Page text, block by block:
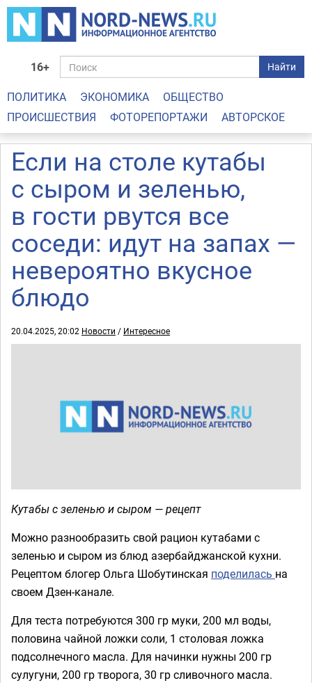
16+ Найти
ПОЛИТИКА ЭКОНОМИКА
ОБЩЕСТВО
ПРОИСШЕСТВИЯ
ФОТОРЕПОРТАЖИ АВТОРСКОЕ
Если на столе кутабы
с сыром и зеленью,
в гости рвутся все
соседи: идут на запах —
невероятно вкусное
блюдо
20.04.2025, 20:02 Новости / Интересное
Кутабы с зеленью и сыром — рецепт
Можно разнообразить свой рацион кутабами с
зеленью и сыром из блюд азербайджанской кухни.
Рецептом блогер Ольга Шобутинская поделилась на
своем Дзен-канале.
Для теста потребуются 300 гр муки, 200 мл воды,
половина чайной ложки соли, 1 столовая ложка
подсолнечного масла. Для начинки нужны 200 гр
сулугуни, 200 гр творога, 30 гр сливочного масла.